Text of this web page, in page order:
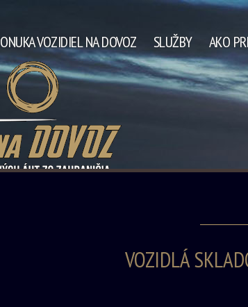
VOZIDIEL NA DOVOZ SLUŽBY AKO
VOZIDLÁ